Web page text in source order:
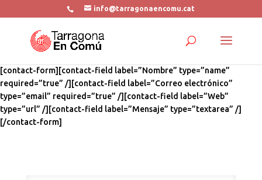
info@tarragonaencomu.cat
[contact-form][contact-field label=”Nombre” type=”name”
required=”true” /][contact-field label=”Correo electrónico”
type=”email” required=”true” /][contact-field label=”Web”
type=”url” /][contact-field label=”Mensaje” type=”textarea” /]
[/contact-form]